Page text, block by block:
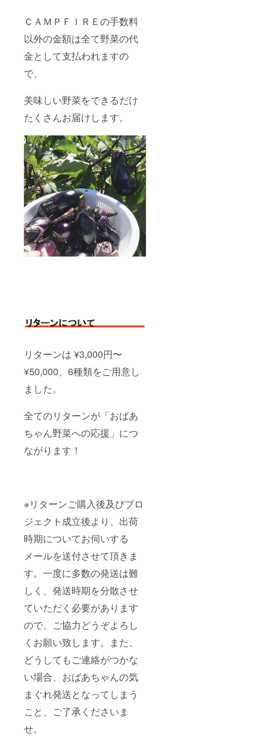
ＣＡＭＰＦＩＲＥの手数料
以外の金額は全て野菜の代
金として支払われますの
で、
美味しい野菜をできるだけ
たくさんお届けします。
リターンは ¥3,000円〜
¥50,000、6種類をご用意し
ました。
全てのリターンが「おばあ
ちゃん野菜への応援」につ
ながります！
※リターンご購入後及びプロ
ジェクト成立後より、出荷
時期についてお伺いする
メールを送付させて頂きま
す。一度に多数の発送は難
しく、発送時期を分散させ
ていただく必要があります
ので、ご協力どうぞよろし
くお願い致します。また、
どうしてもご連絡がつかな
い場合、おばあちゃんの気
まぐれ発送となってしまう
こと、ご了承くださいま
せ。